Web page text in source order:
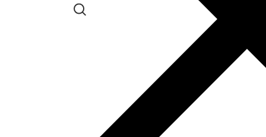
Заказать примерку
Закажите понравившуюся модель